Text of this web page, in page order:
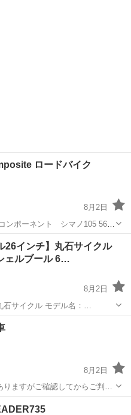
composite ロードバイク
8月2日
した。 適正身長は購入者様でお調べ下さいませ。 車体...
ドバイク
26インチ】丸石サイクル
ェルブール 6…
8月2日
ートライト搭載 ・前カゴ変...
の他
8月2日
み自転車